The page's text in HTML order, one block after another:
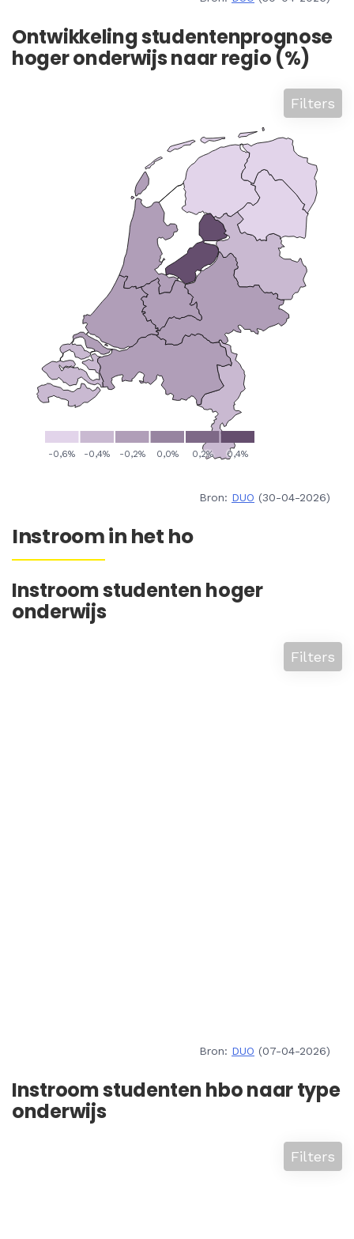
Ontwikkeling studentenprognose
hoger onderwijs naar regio (%)
Filters
Bron: DUO (30-04-2026)
Instroom in het ho
Instroom studenten hoger
onderwijs
Filters
Bron: DUO (07-04-2026)
Instroom studenten hbo naar type
onderwijs
Filters